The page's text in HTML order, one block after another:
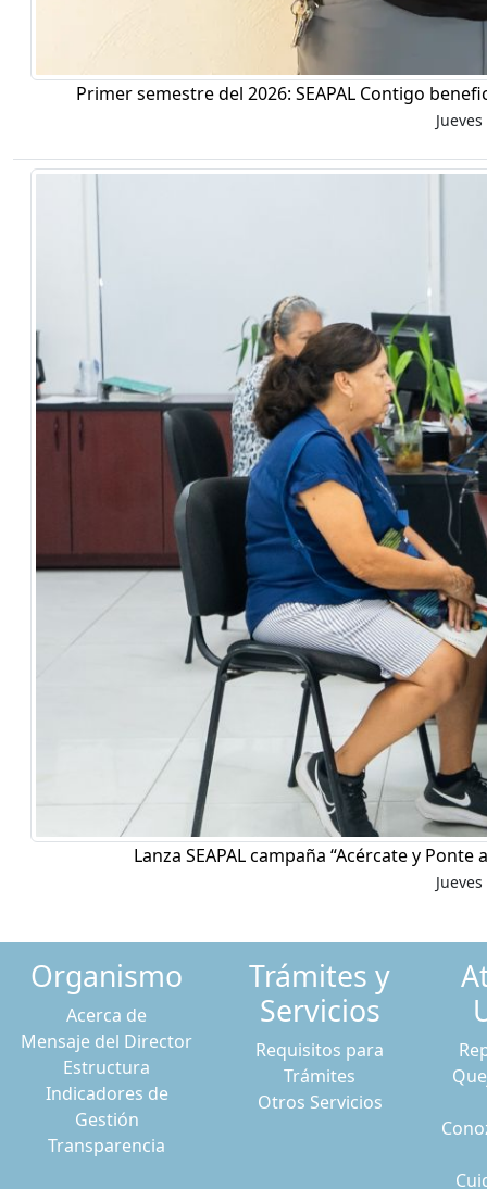
Primer semestre del 2026: SEAPAL Contigo
Lanza SEAPAL campaña “Acércate y
Organismo
Acerca de
Mensaje del Director
Estructura
Indicadores de
Gestión
Transparencia
Trámites y
Servicios
Requisitos para
Trámites
Otros Servicios